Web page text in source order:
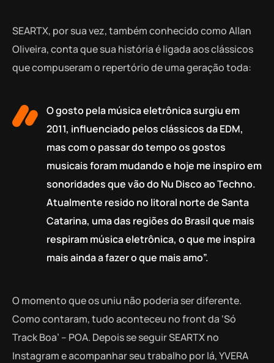
SEARTX, por sua vez, também conhecido como Allan
Oliveira, conta que sua história é ligada aos clássicos
que compuseram o repertório de uma geração toda:
O gosto pela música eletrônica surgiu em
2011, influenciado pelos clássicos da EDM,
mas com o passar do tempo os gostos
musicais foram mudando e hoje me inspiro em
sonoridades que vão do Nu Disco ao Techno.
Atualmente resido no litoral norte de Santa
Catarina, uma das regiões do Brasil que mais
respiram música eletrônica, o que me inspira
mais ainda a fazer o que mais amo”.
O momento que os uniu não poderia ser diferente.
Como contaram, tudo aconteceu no front da ‘Só
Track Boa’ – POA. Depois se seguir SEARTX no
Instagram e acompanhar seu trabalho por lá, YVERA